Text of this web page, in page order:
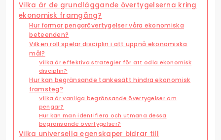
Vilka är de grundläggande övertygelserna kring
ekonomisk framgång?
Hur formar pengarövertygelser våra ekonomiska
beteenden?
Vilken roll spelar disciplin i att uppnå ekonomiska
mål?
Vilka är effektiva strategier för att odla ekonomisk
disciplin?
Hur kan begränsande tankesätt hindra ekonomisk
framsteg?
Vilka är vanliga begränsande övertygelser om
pengar?
Hur kan man identifiera och utmana dessa
begränsande övertygelser?
Vilka universella egenskaper bidrar till